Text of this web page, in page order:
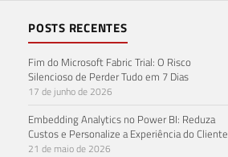
POSTS RECENTES
Fim do Microsoft Fabric Trial: O Risco
Silencioso de Perder Tudo em 7 Dias
17 de junho de 2026
Embedding Analytics no Power BI: Reduza
Custos e Personalize a Experiência do Cliente
21 de maio de 2026